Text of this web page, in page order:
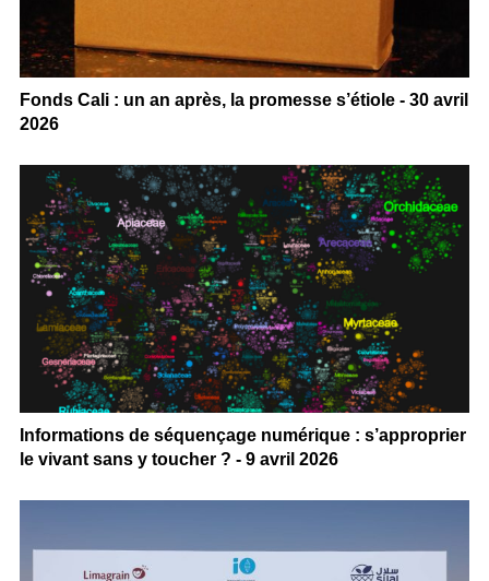
Fonds Cali : un an après, la promesse s’étiole - 30 avril
2026
Informations de séquençage numérique : s’approprier
le vivant sans y toucher ? - 9 avril 2026